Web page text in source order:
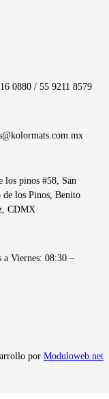
0880 / 55 9211 8579
los pinos #58, San
de los Pinos, Benito
CDMX
a Viernes: 08:30 –
por Moduloweb.net